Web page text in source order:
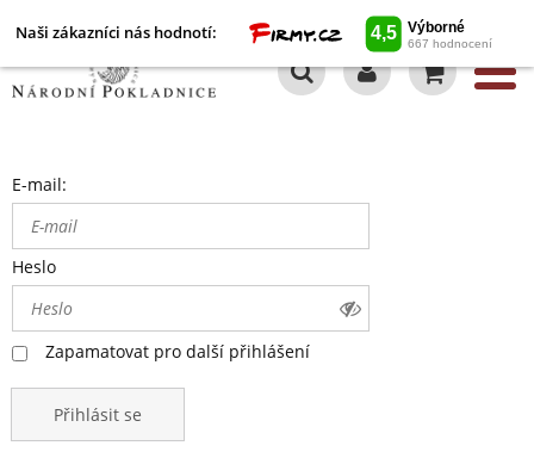
Naši zákazníci nás hodnotí:
E-mail:
Heslo
Zapamatovat pro další přihlášení
Přihlásit se